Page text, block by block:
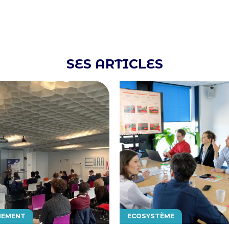
SES ARTICLES
THÉMATIQUE
ECOSYSTÈME